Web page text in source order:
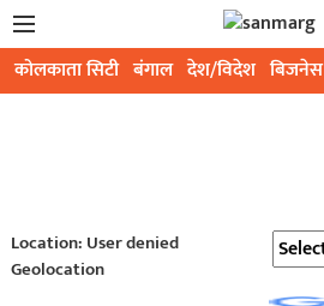
कोलकाता सिटी बंगाल देश/विदेश बिजनेस
Location: User denied
Geolocation